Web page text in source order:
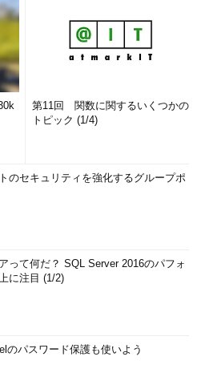
第11回 関数に関するいくつかの
トピック (1/4)
のセキュリティを強化するグループポ
って何だ？ SQL Server 2016のパフォ
に注目 (1/2)
のパスワード保護も使いよう